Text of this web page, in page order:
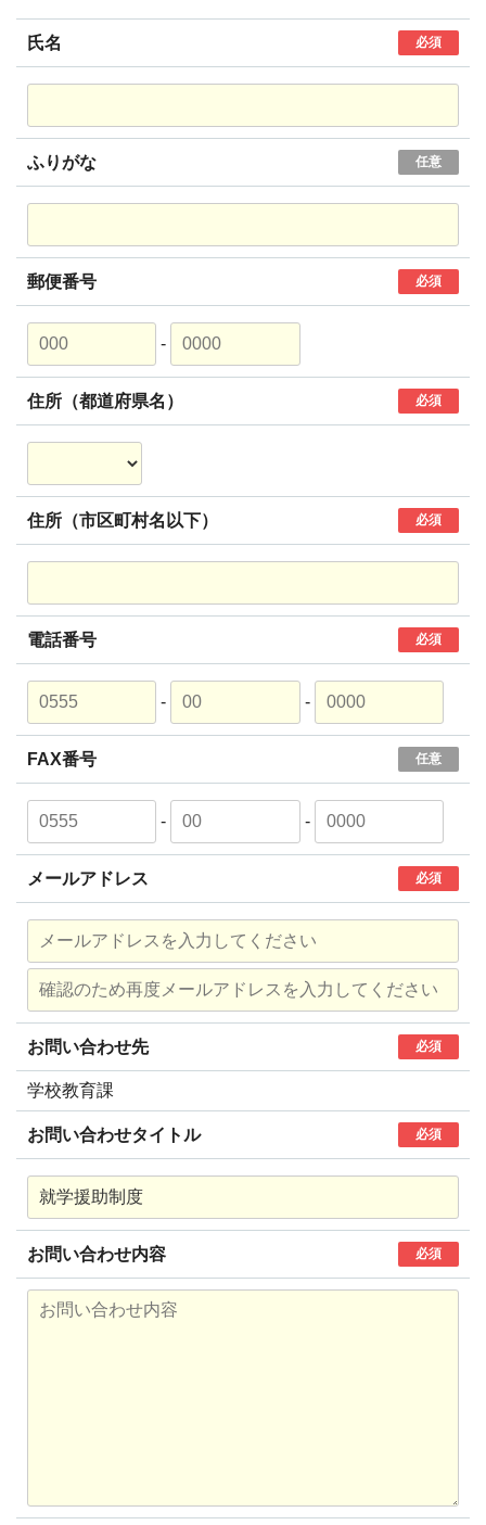
氏名 必須
ふりがな 任意
郵便番号 必須
-
住所（都道府県名） 必須
住所（市区町村名以下） 必須
電話番号 必須
- -
FAX番号 任意
- -
メールアドレス 必須
お問い合わせ先 必須
学校教育課
お問い合わせタイトル 必須
お問い合わせ内容 必須